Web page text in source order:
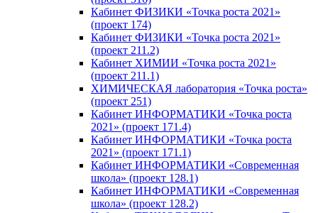
Кабинет ФИЗИКИ «Точка роста 2021»
(проект 174)
Кабинет ФИЗИКИ «Точка роста 2021»
(проект 211.2)
Кабинет ХИМИИ «Точка роста 2021»
(проект 211.1)
ХИМИЧЕСКАЯ лаборатория «Точка роста»
(проект 251)
Кабинет ИНФОРМАТИКИ «Точка роста
2021» (проект 171.4)
Кабинет ИНФОРМАТИКИ «Точка роста
2021» (проект 171.1)
Кабинет ИНФОРМАТИКИ «Современная
школа» (проект 128.1)
Кабинет ИНФОРМАТИКИ «Современная
школа» (проект 128.2)